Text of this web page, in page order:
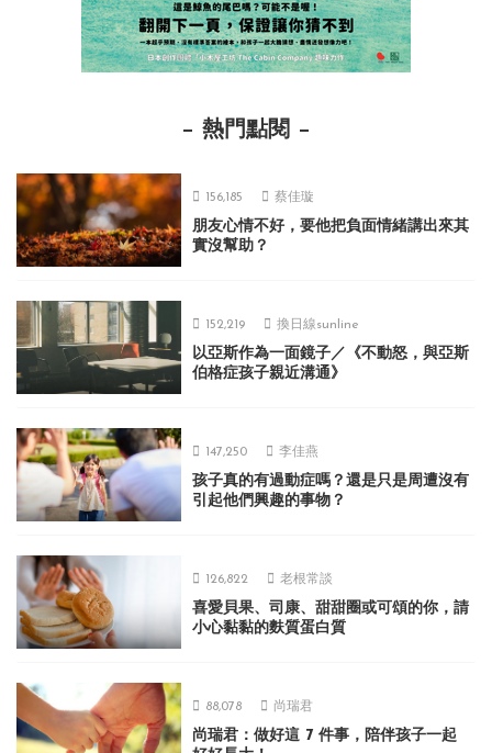
熱門點閱
156,185 蔡佳璇
朋友心情不好，要他把負面情緒講出來其
實沒幫助？
152,219 換日線sunline
以亞斯作為一面鏡子／《不動怒，與亞斯
伯格症孩子親近溝通》
147,250 李佳燕
孩子真的有過動症嗎？還是只是周遭沒有
引起他們興趣的事物？
126,822 老根常談
喜愛貝果、司康、甜甜圈或可頌的你，請
小心黏黏的麩質蛋白質
88,078 尚瑞君
尚瑞君：做好這 7 件事，陪伴孩子一起